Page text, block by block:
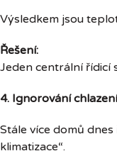
Výsledkem jsou
Řešení:
Jeden centrální řídicí
4. Ignorování
Stále více domů
klimatizace“.